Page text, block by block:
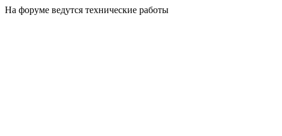
На форуме ведутся технические работы